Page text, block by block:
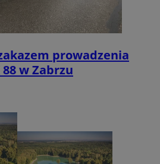
prowadzenia
w Zabrzu